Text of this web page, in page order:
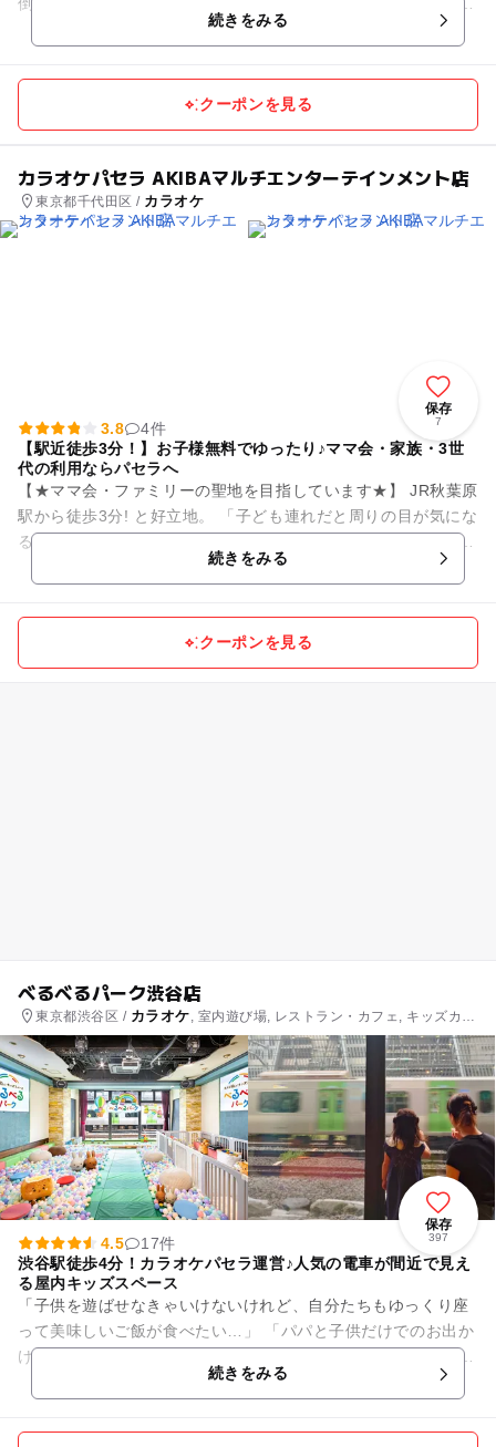
続きをみる
クーポンを見る
カラオケパセラ AKIBAマルチエンターテインメント店
東京都千代田区 / カラオケ
保存
7
3.8
4件
【駅近徒歩3分！】お子様無料でゆったり♪ママ会・家族・3世
代の利用ならパセラへ
【★ママ会・ファミリーの聖地を目指しています★】 JR秋葉原
駅から徒歩3分! と好立地。 「子ども連れだと周りの目が気にな
る…」そんなお悩みもパセラなら解決！ 「騒いでも平気な完
続きをみる
クーポンを見る
べるべるパーク渋谷店
東京都渋谷区 / カラオケ, 室内遊び場, レストラン・カフェ, キッズカフ
ェ
保存
397
4.5
17件
渋谷駅徒歩4分！カラオケパセラ運営♪人気の電車が間近で見え
る屋内キッズスペース
「子供を遊ばせなきゃいけないけれど、自分たちもゆっくり座
って美味しいご飯が食べたい…」 「パパと子供だけでのお出か
け、周りに迷惑をかけないか心配…」 そんな悩みを持つ全ての
続きをみる